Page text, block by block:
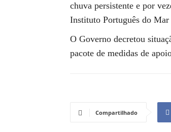
chuva persistente e por
Instituto Português do
O Governo decretou
pacote de medidas de
Compartilhado